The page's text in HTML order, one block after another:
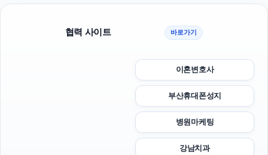
협력 사이트 바로가기
이혼변호사
부산휴대폰성지
병원마케팅
강남치과